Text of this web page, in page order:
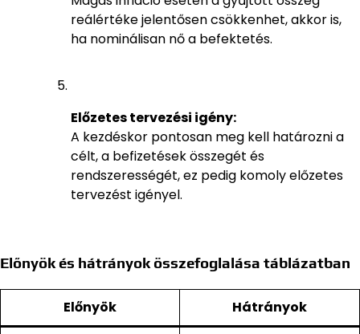
reálértéke jelentősen csökkenhet, akkor is,
ha nominálisan nő a befektetés.
Előzetes tervezési igény:
A kezdéskor pontosan meg kell határozni a
célt, a befizetések összegét és
rendszerességét, ez pedig komoly előzetes
tervezést igényel.
Előnyök és hátrányok összefoglalása táblázatban
Előnyök Hátrányok